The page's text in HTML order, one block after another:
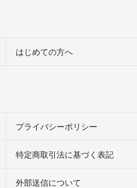
はじめての方へ
プライバシーポリシー
特定商取引法に基づく表記
外部送信について